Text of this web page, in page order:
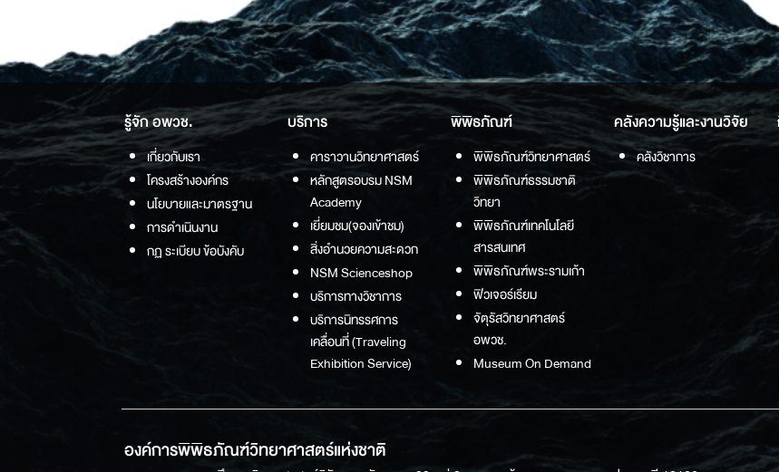
รู้จัก อพวช.
เกี่ยวกับเรา
โครงสร้างองค์กร
นโยบายและมาตรฐาน
การดำเนินงาน
กฏ ระเบียบ ข้อบังคับ
บริการ
คาราวานวิทยาศาสตร์
หลักสูตรอบรม NSM
Academy
เยี่ยมชม(จองเข้าชม)
สิ่งอำนวยความสะดวก
NSM Scienceshop
บริการทางวิชาการ
บริการนิทรรศการ
เคลื่อนที่ (Traveling
Exhibition Service)
พิพิธภัณฑ์
พิพิธภัณฑ์วิทยาศาสตร์
พิพิธภัณฑ์ธรรมชาติ
วิทยา
พิพิธภัณฑ์เทคโนโลยี
สารสนเทศ
พิพิธภัณฑ์พระรามเก้า
ฟิวเจอร์เรียม
จัตุรัสวิทยาศาสตร์
อพวช.
Museum On Demand
คลังความรู้และงานวิจัย
คลังวิชาการ
องค์การพิพิธภัณฑ์วิทยาศาสตร์แห่งชาติ